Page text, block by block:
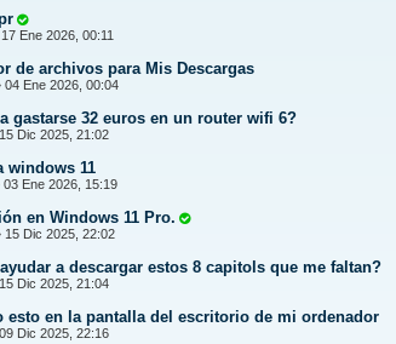
17 Ene 2026, 00:11
de archivos para Mis Descargas
04 Ene 2026, 00:04
gastarse 32 euros en un router wifi 6?
15 Dic 2025, 21:02
windows 11
03 Ene 2026, 15:19
en Windows 11 Pro.
15 Dic 2025, 22:02
a descargar estos 8 capitols que me faltan?
15 Dic 2025, 21:04
esto en la pantalla del escritorio de mi ordenador
09 Dic 2025, 22:16